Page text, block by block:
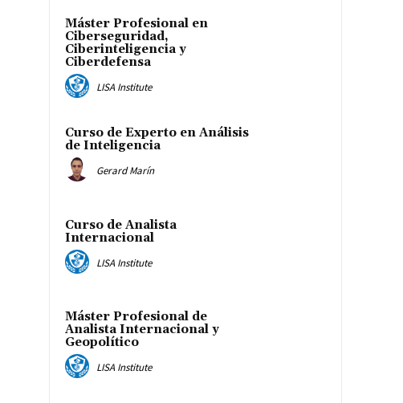
Máster Profesional en
Ciberseguridad,
Ciberinteligencia y
Ciberdefensa
LISA Institute
Curso de Experto en Análisis
de Inteligencia
Gerard Marín
Curso de Analista
Internacional
LISA Institute
Máster Profesional de
Analista Internacional y
Geopolítico
LISA Institute